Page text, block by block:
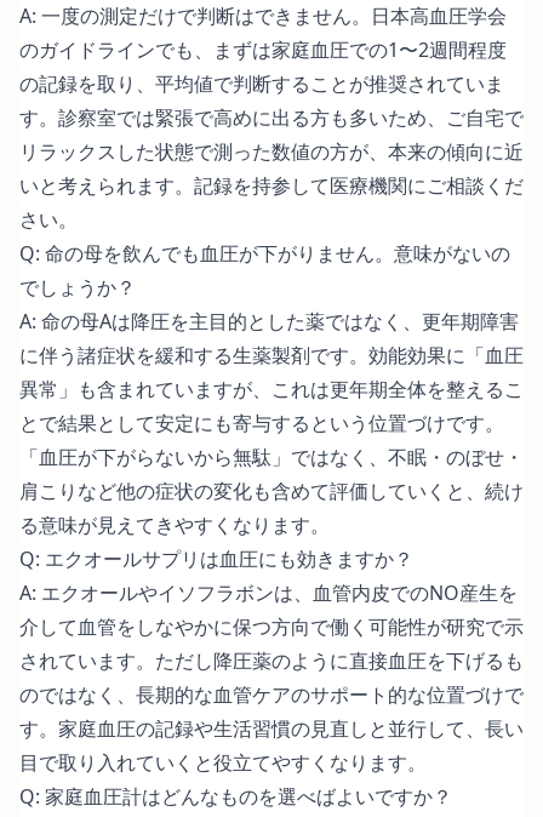
A: 一度の測定だけで判断はできません。日本高血圧学会
のガイドラインでも、まずは家庭血圧での1〜2週間程度
の記録を取り、平均値で判断することが推奨されていま
す。診察室では緊張で高めに出る方も多いため、ご自宅で
リラックスした状態で測った数値の方が、本来の傾向に近
いと考えられます。記録を持参して医療機関にご相談くだ
さい。
Q: 命の母を飲んでも血圧が下がりません。意味がないの
でしょうか？
A: 命の母Aは降圧を主目的とした薬ではなく、更年期障害
に伴う諸症状を緩和する生薬製剤です。効能効果に「血圧
異常」も含まれていますが、これは更年期全体を整えるこ
とで結果として安定にも寄与するという位置づけです。
「血圧が下がらないから無駄」ではなく、不眠・のぼせ・
肩こりなど他の症状の変化も含めて評価していくと、続け
る意味が見えてきやすくなります。
Q: エクオールサプリは血圧にも効きますか？
A: エクオールやイソフラボンは、血管内皮でのNO産生を
介して血管をしなやかに保つ方向で働く可能性が研究で示
されています。ただし降圧薬のように直接血圧を下げるも
のではなく、長期的な血管ケアのサポート的な位置づけで
す。家庭血圧の記録や生活習慣の見直しと並行して、長い
目で取り入れていくと役立てやすくなります。
Q: 家庭血圧計はどんなものを選べばよいですか？